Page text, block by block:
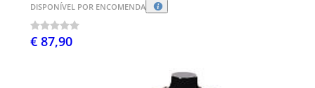
DISPONÍVEL POR ENCOMENDA
€ 87,90